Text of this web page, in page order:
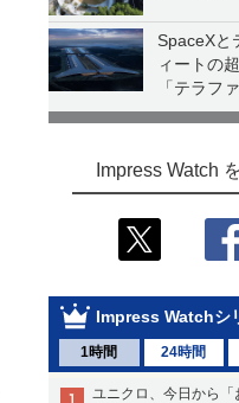
SpaceXと
ィートの
「テラフ
Impress Watch
Impress Watchシ
1時間 24時間
ユニクロ、今日から